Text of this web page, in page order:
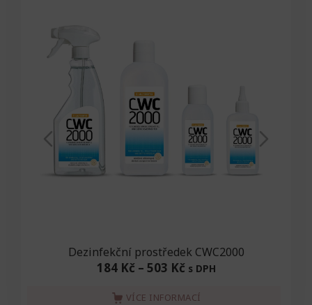
Dezinfekční prostředek CWC2000
184 Kč– 503 Kč s DPH
VÍCE INFORMACÍ